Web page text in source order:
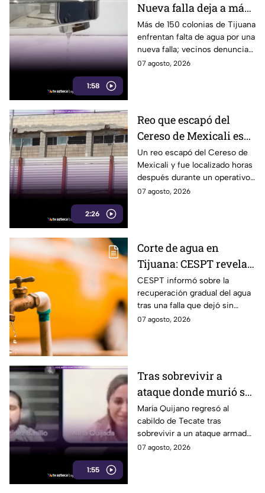
1:58
Nueva falla deja a más
de 150 colonias de
Tijuana sin suministro
Más de 150 colonias de Tijuana
enfrentan falta de agua por una
nueva falla; vecinos denuncian
cortes cada vez más
07 agosto, 2026
2:26
Reo que escapó del
Cereso de Mexicali es
detenido tras horas de
operativo
Un reo escapó del Cereso de
Mexicali y fue localizado horas
después durante un operativo
desplegado por autoridades en
07 agosto, 2026
Corte de agua en
Tijuana: CESPT revela
posible fecha de
recuperación tras
afectar a más de 150
colonias
CESPT informó sobre la
recuperación gradual del agua
tras una falla que dejó sin
servicio o con intermitencias a
07 agosto, 2026
1:55
Tras sobrevivir a
ataque donde murió su
esposo, regidora María
Quijano vuelve al
cabildo de Tecate
María Quijano regresó al
cabildo de Tecate tras
sobrevivir a un ataque armado
en julio, donde murió su
07 agosto, 2026